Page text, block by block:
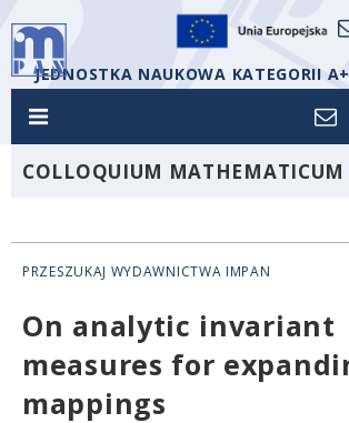
JEDNOSTKA NAUKOWA KATEGORII A+
COLLOQUIUM MATHEMATICUM
PRZESZUKAJ WYDAWNICTWA IMPAN
On analytic invariant
measures for
mappings